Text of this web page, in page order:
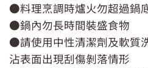
●料理烹調時爐火勿超過鍋
●鍋內勿長時間裝盛食物
●請使用中性清潔劑及軟質
沾表面出現刮傷剝落情形